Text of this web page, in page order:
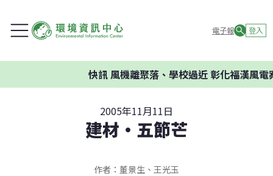
電子報 登入
快訊風機離聚落、學校過近 彰化福漢風電案
2005年11月11日
建材‧五節芒
作者：董景生、王光玉